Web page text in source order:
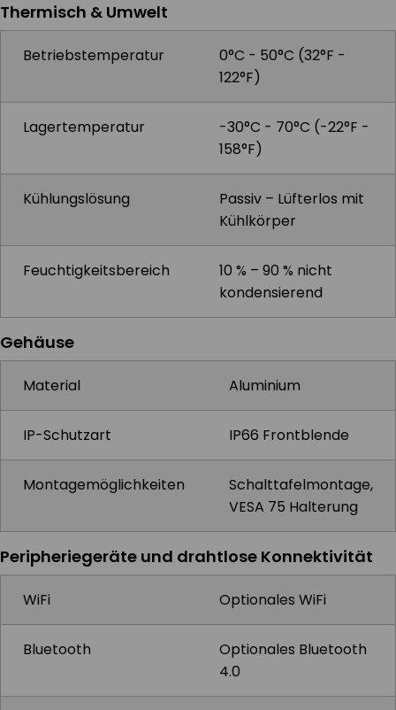
Thermisch & Umwelt
Betriebstemperatur
0°C - 50°C (32°F -
122°F)
Lagertemperatur
-30°C - 70°C (-22°F -
158°F)
Kühlungslösung
Passiv – Lüfterlos mit
Kühlkörper
Feuchtigkeitsbereich
10 % – 90 % nicht
kondensierend
Gehäuse
Material Aluminium
IP-Schutzart IP66 Frontblende
Montagemöglichkeiten
Schalttafelmontage,
VESA 75 Halterung
Peripheriegeräte und drahtlose Konnektivität
WiFi Optionales WiFi
Bluetooth
Optionales Bluetooth
4.0